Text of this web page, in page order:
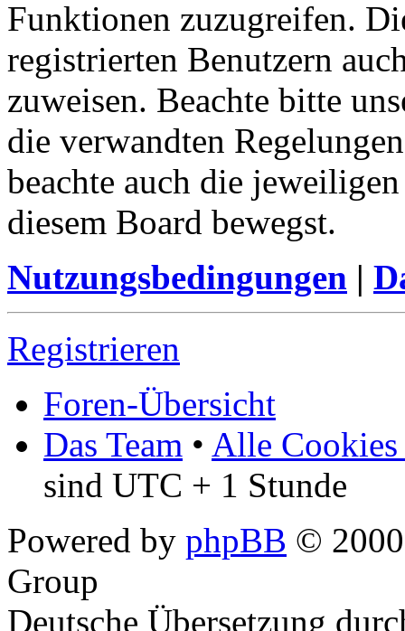
Funktionen zuzugreifen.
registrierten Benutzern
zuweisen. Beachte bitte
die verwandten
beachte auch die
diesem Board bewegst.
Nutzungsbedingungen |
Registrieren
Foren-Übersicht
Das Team • Alle Cookies
sind UTC + 1 Stunde
Powered by phpBB ©
Group
Deutsche Übersetzung